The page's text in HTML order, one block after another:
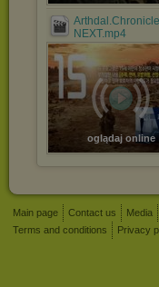
NEXT.mp4
oglądaj online
Main page Contact us Media
Terms and conditions
Privacy